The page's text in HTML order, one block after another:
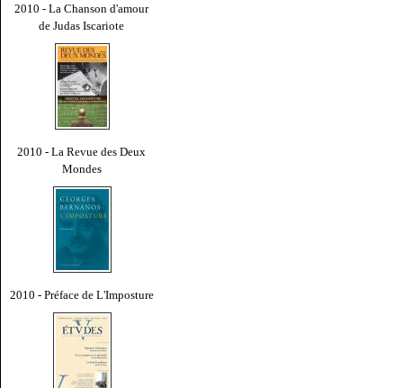
2010 - La Chanson d'amour
de Judas Iscariote
2010 - La Revue des Deux
Mondes
2010 - Préface de L'Imposture